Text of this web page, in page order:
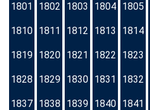
1801 1802 1803 1804 1805
1810 1811 1812 1813 1814
1819 1820 1821 1822 1823
1828 1829 1830 1831 1832
1837 1838 1839 1840 1841